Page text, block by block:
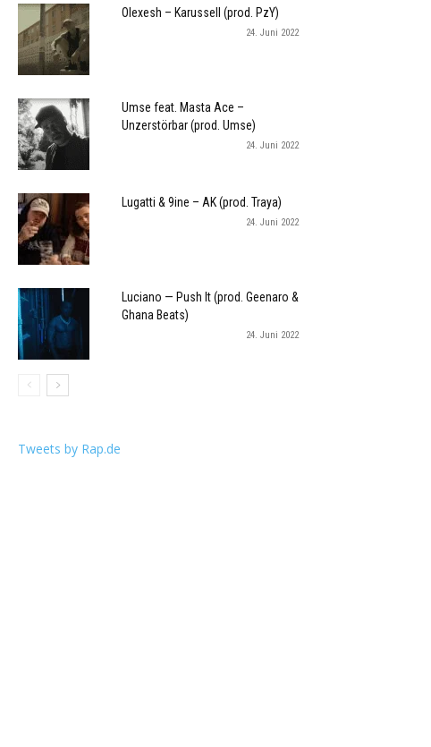
Olexesh – Karussell (prod. PzY)
24. Juni 2022
Umse feat. Masta Ace –
Unzerstörbar (prod. Umse)
24. Juni 2022
Lugatti & 9ine – AK (prod. Traya)
24. Juni 2022
Luciano — Push It (prod. Geenaro &
Ghana Beats)
24. Juni 2022
Tweets by Rap.de